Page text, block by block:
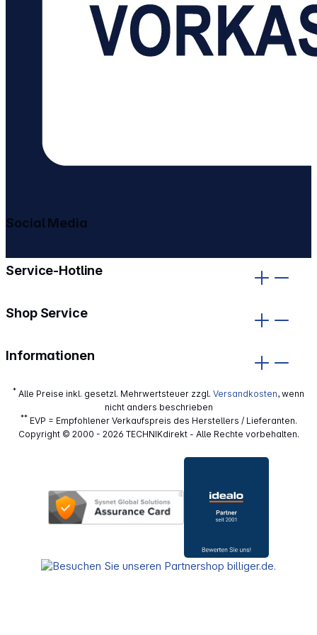
Service-Hotline
Shop Service
Informationen
Social Media
* Alle Preise inkl. gesetzl. Mehrwertsteuer zzgl. Versandkosten, wenn
nicht anders beschrieben
**EVP = Empfohlener Verkaufspreis des Herstellers / Lieferanten.
Copyright © 2000 - 2026 TECHNIKdirekt - Alle Rechte vorbehalten.